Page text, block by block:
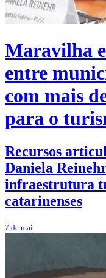
Maravilha
entre
com mais
para o
Recursos
Daniela
infraestrutura
catarinenses
7 de mai